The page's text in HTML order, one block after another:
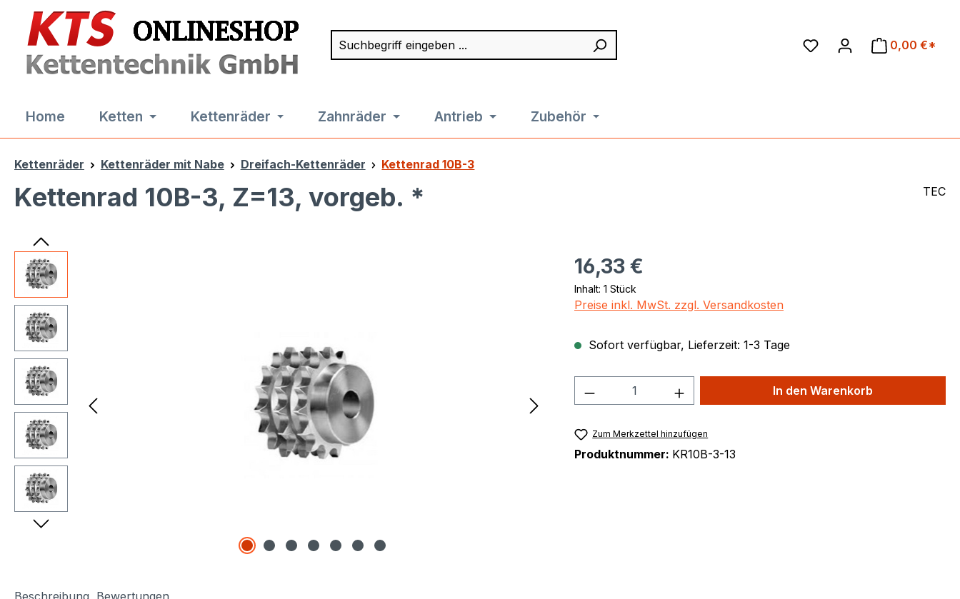
Hauptinhalt springen
Zur Suche springen
Zur Hauptnavigation springen
Suchbegriff eingeben ...
0,00 €*
Home Ketten Kettenräder Zahnräder Antrieb Zubehör
Kettenräder Kettenräder mit Nabe Dreifach-Kettenräder Kettenrad 10B-3
Kettenrad 10B-3, Z=13, vorgeb. * TEC
Bildergalerie überspringen Regulärer Preis:
16,33 €
Inhalt: 1 Stück
Preise inkl. MwSt. zzgl. Versandkosten
Sofort verfügbar, Lieferzeit: 1-3 Tage
Produkt Anzahl: Gib den gewünschten Wert
In den Warenkorb
Zum Merkzettel hinzufügen
Produktnummer: KR10B-3-13
Beschreibung Bewertungen